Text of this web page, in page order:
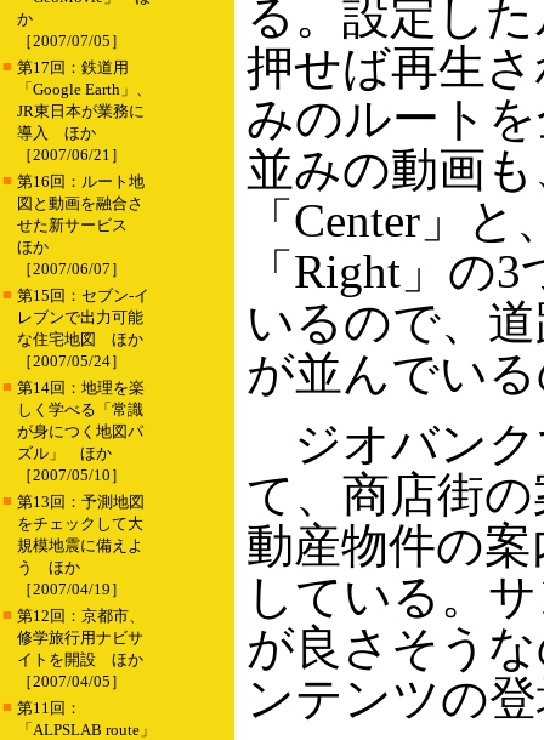
か
［2007/07/05］
■ 第17回：鉄道用
「Google Earth」、
JR東日本が業務に
導入 ほか
［2007/06/21］
■ 第16回：ルート地
図と動画を融合さ
せた新サービス
ほか
［2007/06/07］
■ 第15回：セブン-イ
レブンで出力可能
な住宅地図 ほか
［2007/05/24］
■ 第14回：地理を楽
しく学べる「常識
が身につく地図パ
ズル」 ほか
［2007/05/10］
■ 第13回：予測地図
をチェックして大
規模地震に備えよ
う ほか
［2007/04/19］
■ 第12回：京都市、
修学旅行用ナビサ
イトを開設 ほか
［2007/04/05］
■ 第11回：
「ALPSLAB route」
る。設定し
押せば再生
みのルート
並みの動画
「Center」
「Right」の
いるので、
が並んでい
ジオバンク
て、商店街
動産物件の
している。
が良さそう
ンテンツの